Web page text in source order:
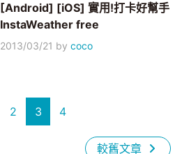
[Android] [iOS] 實用!打卡好幫手
InstaWeather free
2013/03/21 bycoco
2 3 4
較舊文章